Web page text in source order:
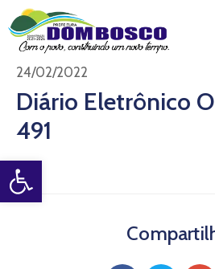
Open toolbar
Início
O
Município
Estrutura
Diário
24/02/2022
Diário Eletrônico
491